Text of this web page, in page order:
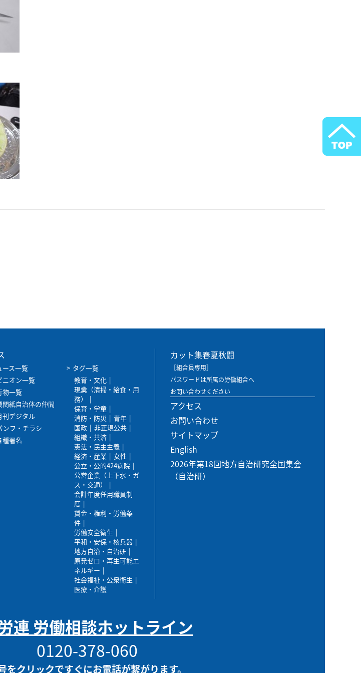
ース一覧
ニオン一覧
物一覧
関紙自治体の仲間
刊デジタル
ンフ・チラシ
種署名
タグ一覧
教育・文化
現業（清掃・給食・用
務）
保育・学童
消防・防災
青年
国政
非正規公共
組織・共済
憲法・民主主義
経済・産業
女性
公立・公的424病院
公営企業（上下水・ガ
ス・交通）
会計年度任用職員制
度
賃金・権利・労働条
件
労働安全衛生
平和・安保・核兵器
地方自治・自治研
原発ゼロ・再生可能エ
ネルギー
社会福祉・公衆衛生
医療・介護
カット集春夏秋闘
［組合員専用］
パスワードは所属の労働組合へ
お問い合わせください
アクセス
お問い合わせ
サイトマップ
English
2026年第18回地方自治研究全国集会
（自治研）
連 労働相談ホットライン
0120-378-060
をクリックですぐにお電話が繋がります。